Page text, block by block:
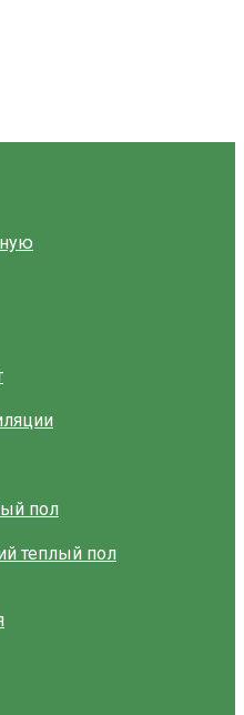
пол
теплый пол